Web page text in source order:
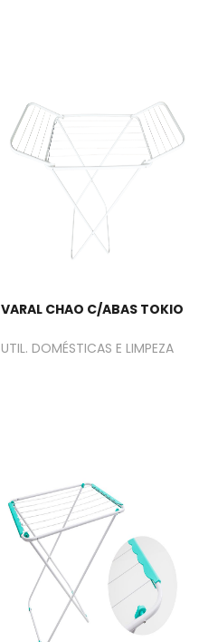
VARAL CHAO C/ABAS TOKIO
UTIL. DOMÉSTICAS E LIMPEZA